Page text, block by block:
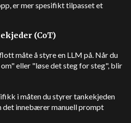
er mer spesifikt tilpasset et
(CoT)
måte å styre en LLM på. Når du
eller "løse det steg for steg", blir
i måten du styrer tankekjeden
det innebærer manuell prompt